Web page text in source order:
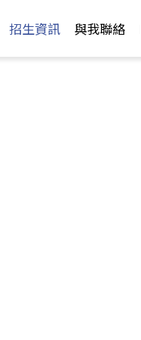
招生資訊 與我聯絡